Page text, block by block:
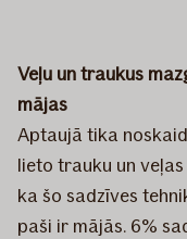
Veļu un traukus
mājas
Aptaujā tika
lieto trauku un
ka šo sadzīves
paši ir mājās. 6%